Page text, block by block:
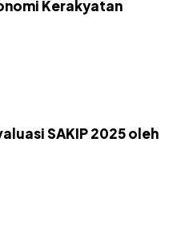
Kerakyatan
SAKIP 2025 oleh